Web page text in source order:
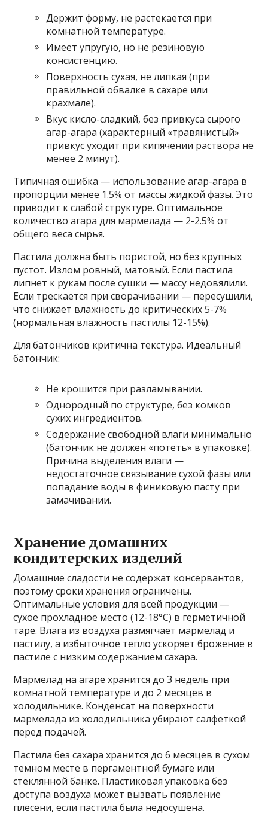
Держит форму, не растекается при
комнатной температуре.
Имеет упругую, но не резиновую
консистенцию.
Поверхность сухая, не липкая (при
правильной обвалке в сахаре или
крахмале).
Вкус кисло-сладкий, без привкуса сырого
агар-агара (характерный «травянистый»
привкус уходит при кипячении раствора не
менее 2 минут).
Типичная ошибка — использование агар-агара в
пропорции менее 1.5% от массы жидкой фазы. Это
приводит к слабой структуре. Оптимальное
количество агара для мармелада — 2-2.5% от
общего веса сырья.
Пастила должна быть пористой, но без крупных
пустот. Излом ровный, матовый. Если пастила
липнет к рукам после сушки — массу недовялили.
Если трескается при сворачивании — пересушили,
что снижает влажность до критических 5-7%
(нормальная влажность пастилы 12-15%).
Для батончиков критична текстура. Идеальный
батончик:
Не крошится при разламывании.
Однородный по структуре, без комков
сухих ингредиентов.
Содержание свободной влаги минимально
(батончик не должен «потеть» в упаковке).
Причина выделения влаги —
недостаточное связывание сухой фазы или
попадание воды в финиковую пасту при
замачивании.
Хранение домашних
кондитерских изделий
Домашние сладости не содержат консервантов,
поэтому сроки хранения ограничены.
Оптимальные условия для всей продукции —
сухое прохладное место (12-18°C) в герметичной
таре. Влага из воздуха размягчает мармелад и
пастилу, а избыточное тепло ускоряет брожение в
пастиле с низким содержанием сахара.
Мармелад на агаре хранится до 3 недель при
комнатной температуре и до 2 месяцев в
холодильнике. Конденсат на поверхности
мармелада из холодильника убирают салфеткой
перед подачей.
Пастила без сахара хранится до 6 месяцев в сухом
темном месте в пергаментной бумаге или
стеклянной банке. Пластиковая упаковка без
доступа воздуха может вызвать появление
плесени, если пастила была недосушена.